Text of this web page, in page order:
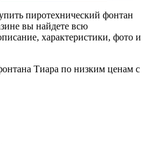
пиротехнический фонтан
вы найдете всю
характеристики, фото и
Тиара по низким ценам с